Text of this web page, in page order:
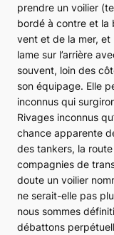
prendre un voilier
bordé à contre et la
vent et de la mer,
lame sur l’arrière
souvent, loin des
son équipage. Elle
inconnus qui
Rivages inconnus
chance apparente
des tankers, la
compagnies de
doute un voilier
ne serait-elle pas
nous sommes
débattons